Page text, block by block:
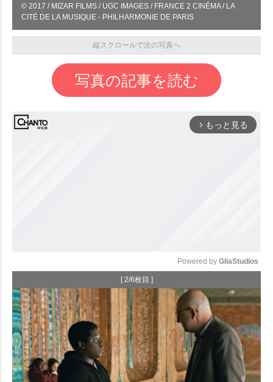
© 2017 / MIZAR FILMS / UGC IMAGES / FRANCE 2 CINÉMA / LA
CITÉ DE LA MUSIQUE - PHILHARMONIE DE PARIS
縦スクロールで次の写真へ
写真の記事を読む
arrow_forward_ios もっと見る
Powered by GliaStudios
[ 2/6枚目 ]